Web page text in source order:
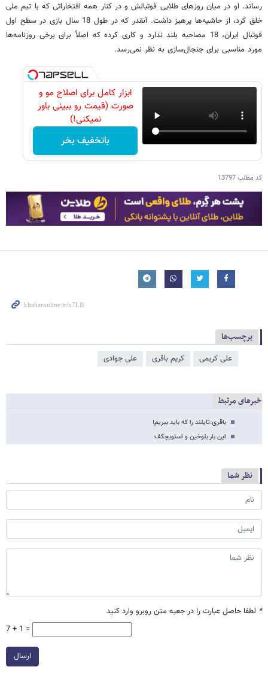
رساند. او در میان روزهای طلایی فوتبالش و در کنار همه افتخاراتی که با تیم ملی
خلق کرد، از حاشیه‌ها پرهیز داشت. آنقدر که در طول 18 سال بازی در سطح اول
فوتبال ایران، 18 مصاحبه بلند ندارد و کاری کرده که اصلاً برای برخی روزنامه‌ها
مورد مناسبی برای جنجال‌سازی به نظر نمی‌رسد.
ابزار کامل برای اصلاح مو و
صورت (قیمت رو ببینی باور
نمیکنی!)
باتخفیف بخر
کد مطلب13797
برچسب‌ها
علی کریمی کریم باقری علی جوادی
خبرهای مرتبط
باقری:تایلند را که باید ببریم!
این بار بلوخین و استویچکف
نظر شما
* لطفا حاصل عبارت را در جعبه متن روبرو وارد کنید
7 + 1 =
ارسال